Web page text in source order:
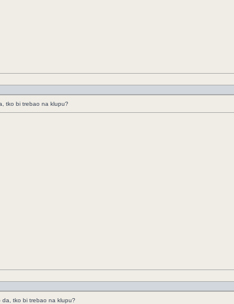
tko bi trebao na klupu?
da, tko bi trebao na klupu?